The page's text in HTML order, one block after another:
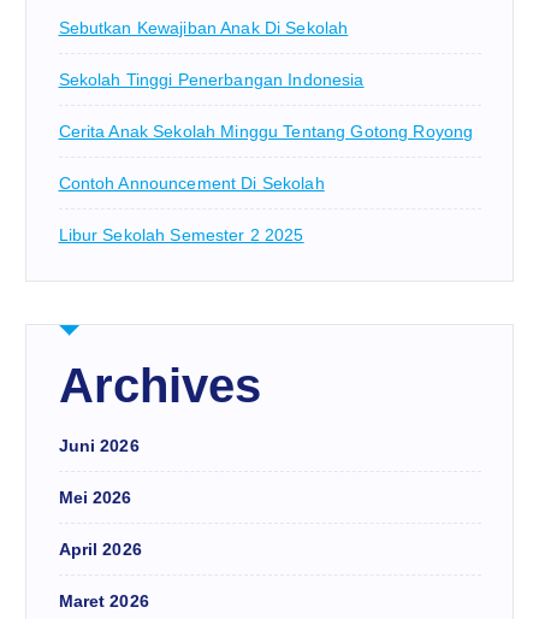
Sebutkan Kewajiban Anak Di Sekolah
Sekolah Tinggi Penerbangan Indonesia
Cerita Anak Sekolah Minggu Tentang Gotong Royong
Contoh Announcement Di Sekolah
Libur Sekolah Semester 2 2025
Archives
Juni 2026
Mei 2026
April 2026
Maret 2026